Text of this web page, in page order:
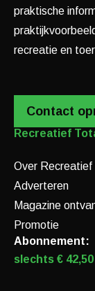
praktische
recreatie en
Contact
Recreatief
Over Recreatief
Adverteren
Magazine
Promotie
Abonnement:
slechts €